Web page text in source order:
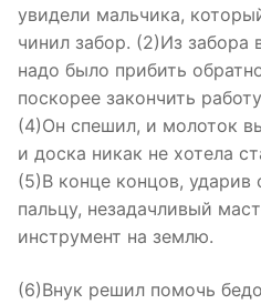
увидели мальчика,
чинил забор. (2)Из забора
надо было прибить
поскорее закончить
(4)Он спешил, и молоток
и доска никак не хотела
(5)В конце концов, ударив
пальцу, незадачливый
инструмент на землю.
(6)Внук решил помочь